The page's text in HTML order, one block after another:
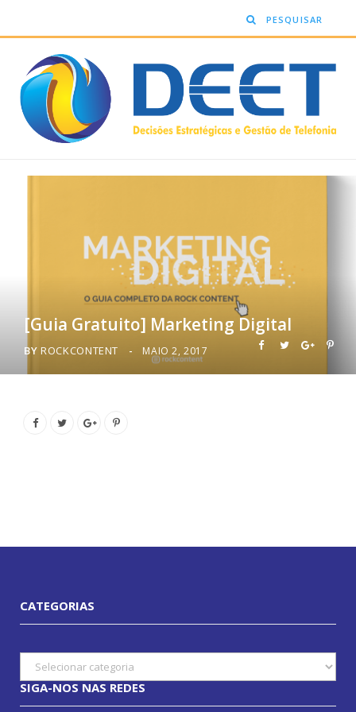
[Guia Gratuito] Marketing Digital
BY ROCKCONTENT MAIO 2, 2017
CATEGORIAS
Categorias
SIGA-NOS NAS REDES